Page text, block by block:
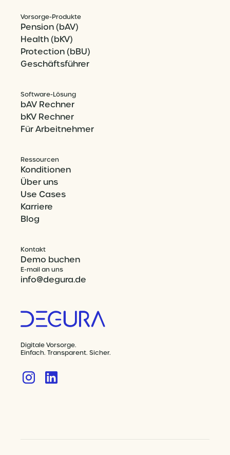
Vorsorge-Produkte
Pension (bAV)
Health (bKV)
Protection (bBU)
Geschäftsführer
Software-Lösung
bAV Rechner
bKV Rechner
Für Arbeitnehmer
Ressourcen
Konditionen
Über uns
Use Cases
Karriere
Blog
Kontakt
Demo buchen
E-mail an uns
info@degura.de
Digitale Vorsorge.
Einfach. Transparent. Sicher.